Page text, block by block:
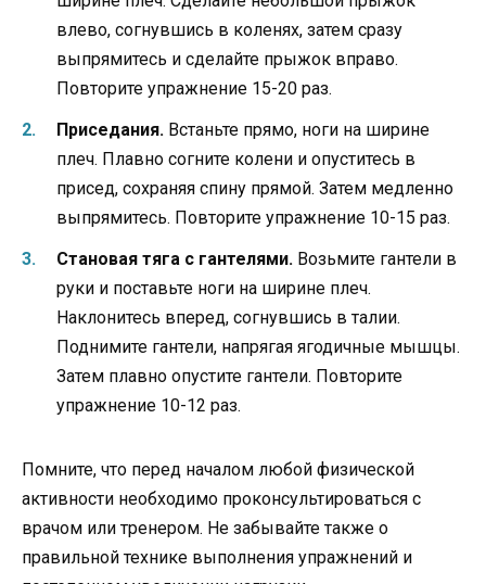
влево, согнувшись в коленях, затем сразу
выпрямитесь и сделайте прыжок вправо.
Повторите упражнение 15-20 раз.
Приседания. Встаньте прямо, ноги на ширине
плеч. Плавно согните колени и опуститесь в
присед, сохраняя спину прямой. Затем медленно
выпрямитесь. Повторите упражнение 10-15 раз.
Становая тяга с гантелями. Возьмите гантели в
руки и поставьте ноги на ширине плеч.
Наклонитесь вперед, согнувшись в талии.
Поднимите гантели, напрягая ягодичные мышцы.
Затем плавно опустите гантели. Повторите
упражнение 10-12 раз.
Помните, что перед началом любой физической
активности необходимо проконсультироваться с
врачом или тренером. Не забывайте также о
правильной технике выполнения упражнений и